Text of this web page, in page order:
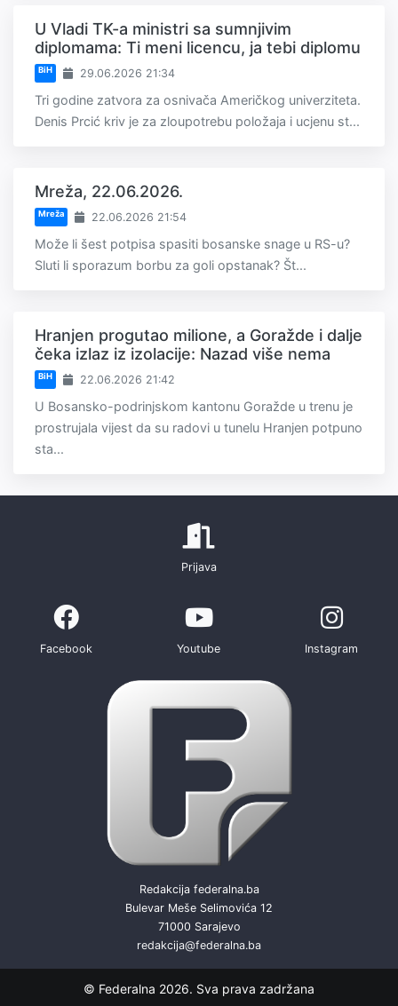
U Vladi TK-a ministri sa sumnjivim
diplomama: Ti meni licencu, ja tebi diplomu
BiH 29.06.2026 21:34
Tri godine zatvora za osnivača Američkog univerziteta.
Denis Prcić kriv je za zloupotrebu položaja i ucjenu st...
Mreža, 22.06.2026.
Mreža 22.06.2026 21:54
Može li šest potpisa spasiti bosanske snage u RS-u?
Sluti li sporazum borbu za goli opstanak? Št...
Hranjen progutao milione, a Goražde i dalje
čeka izlaz iz izolacije: Nazad više nema
BiH 22.06.2026 21:42
U Bosansko-podrinjskom kantonu Goražde u trenu je
prostrujala vijest da su radovi u tunelu Hranjen potpuno
sta...
Prijava
Facebook Youtube Instagram
Redakcija federalna.ba
Bulevar Meše Selimovića 12
71000 Sarajevo
redakcija@federalna.ba
© Federalna 2026. Sva prava zadržana